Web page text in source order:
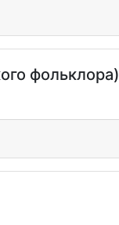
фольклора)